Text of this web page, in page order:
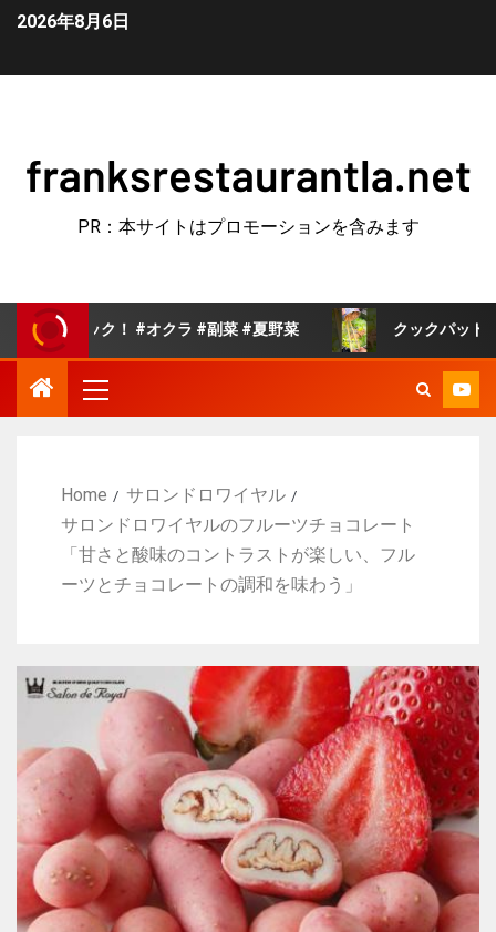
2026年8月6日
franksrestaurantla.net
PR：本サイトはプロモーションを含みます
！ #オクラ #副菜 #夏野菜 クックパッドで人気の白菜
Home
サロンドロワイヤル
サロンドロワイヤルのフルーツチョコレート
「甘さと酸味のコントラストが楽しい、フル
ーツとチョコレートの調和を味わう」